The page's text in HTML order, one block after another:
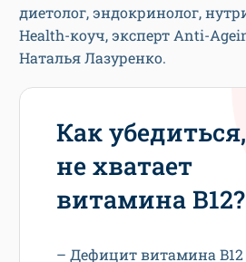
диетолог, эндокринолог,
Health-коуч, эксперт Anti-
Наталья Лазуренко.
Как
не хватает
витамина В12?
– Дефицит витамина